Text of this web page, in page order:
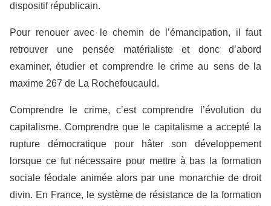
dispositif républicain.
Pour renouer avec le chemin de l’émancipation, il faut
retrouver une pensée matérialiste et donc d’abord
examiner, étudier et comprendre le crime au sens de la
maxime 267 de La Rochefoucauld.
Comprendre le crime, c’est comprendre l’évolution du
capitalisme. Comprendre que le capitalisme a accepté la
rupture démocratique pour hâter son développement
lorsque ce fut nécessaire pour mettre à bas la formation
sociale féodale animée alors par une monarchie de droit
divin. En France, le système de résistance de la formation